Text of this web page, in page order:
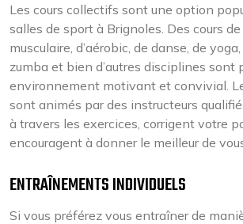
Les cours collectifs sont une option
salles de sport à Brignoles. Des cours
musculaire, d’aérobic, de danse, de
zumba et bien d’autres disciplines sont
environnement motivant et convivial.
sont animés par des instructeurs
à travers les exercices, corrigent votre
encouragent à donner le meilleur de
ENTRAÎNEMENTS INDIVIDUELS
Si vous préférez vous entraîner de